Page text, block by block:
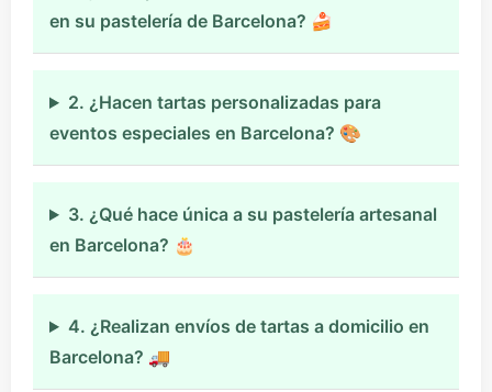
en su pastelería de Barcelona? 🍰
2. ¿Hacen tartas personalizadas para
eventos especiales en Barcelona? 🎨
3. ¿Qué hace única a su pastelería artesanal
en Barcelona? 🎂
4. ¿Realizan envíos de tartas a domicilio en
Barcelona? 🚚